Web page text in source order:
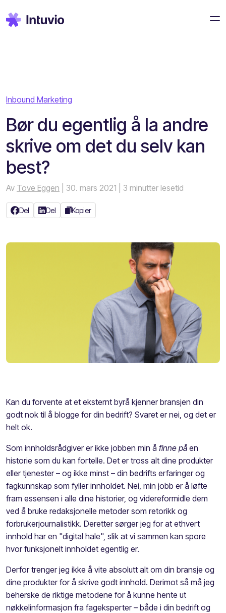
Inbound Marketing
Bør du egentlig å la andre
skrive om det du selv kan
best?
Av Tove Eggen | 30. mars 2021 | 3 minutter lesetid
Del Del Kopier
Kan du forvente at et eksternt byrå kjenner bransjen din
godt nok til å blogge for din bedrift? Svaret er nei, og det er
helt ok.
Som innholdsrådgiver er ikke jobben min å finne på en
historie som du kan fortelle. Det er tross alt dine produkter
eller tjenester – og ikke minst – din bedrifts erfaringer og
fagkunnskap som fyller innholdet. Nei, min jobb er å løfte
fram essensen i alle dine historier, og videreformidle dem
ved å bruke redaksjonelle metoder som retorikk og
forbrukerjournalistikk. Deretter sørger jeg for at ethvert
innhold har en "digital hale", slik at vi sammen kan spore
hvor funksjonelt innholdet egentlig er.
Derfor trenger jeg ikke å vite absolutt alt om din bransje og
dine produkter for å skrive godt innhold. Derimot så må jeg
beherske de riktige metodene for å kunne hente ut
nøkkelinformasjon fra fageksperter – både i din bedrift og